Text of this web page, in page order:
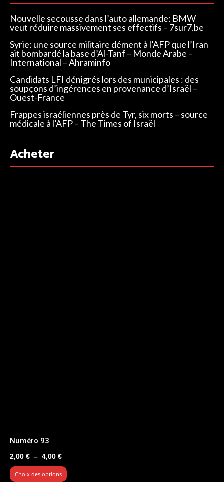
Nouvelle secousse dans l’auto allemande: BMW
veut réduire massivement ses effectifs – 7sur7.be
Syrie: une source militaire dément à l’AFP que l’Iran
ait bombardé la base d’Al-Tanf – Monde Arabe –
International – Ahraminfo
Candidats LFI dénigrés lors des municipales : des
soupçons d’ingérences en provenance d’Israël –
Ouest-France
Frappes israéliennes près de Tyr, six morts – source
médicale à l’AFP – The Times of Israël
Acheter
Numéro 93
2,00 € – 4,00 €Plage
de
prix :
Choix des options